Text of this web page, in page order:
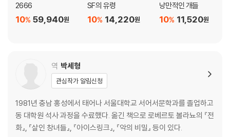
2666
59,940원
10%
SF의 유령
14,220원
10%
낭만적인 개들
11,520원
10%
역 박세형
관심작가 알림신청
1981년 충남 홍성에서 태어나 서울대학교 서어서문학과를 졸업하고
동 대학원 석사 과정을 수료했다. 옮긴 책으로 로베르토 볼라뇨의 『전
화』, 『살인 창녀들』, 『아이스링크』, 『악의 비밀』 등이 있다.